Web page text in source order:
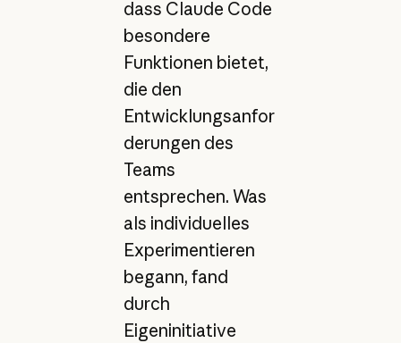
dass Claude Code
besondere
Funktionen bietet,
die den
Entwicklungsanfor
derungen des
Teams
entsprechen. Was
als individuelles
Experimentieren
begann, fand
durch
Eigeninitiative